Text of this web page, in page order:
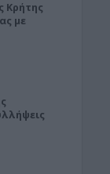
Κρήτης
με